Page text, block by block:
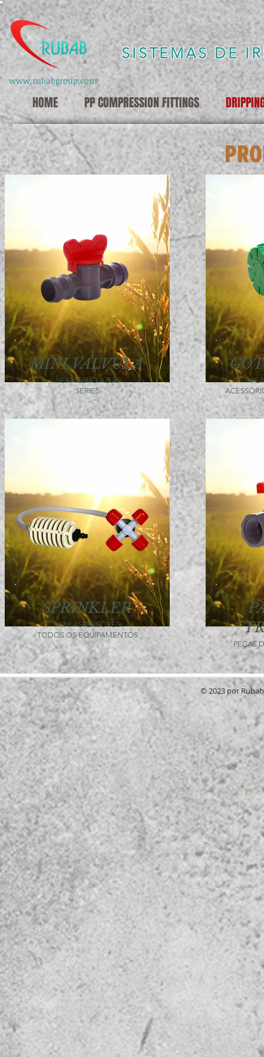
SISTEMAS DE
www.rubabgroup.com
HOME PP COMPRESSION FITTINGS
MINI VÁLVULA
VERMELHO AZUL
SERIES
SPRINKLER
MINI ASPERSORES
TODOS OS EQUIPAMENTOS
PEÇAS
© 2023 por